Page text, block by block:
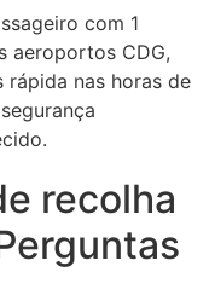
com 1
aeroportos CDG,
rápida nas horas de
recolha